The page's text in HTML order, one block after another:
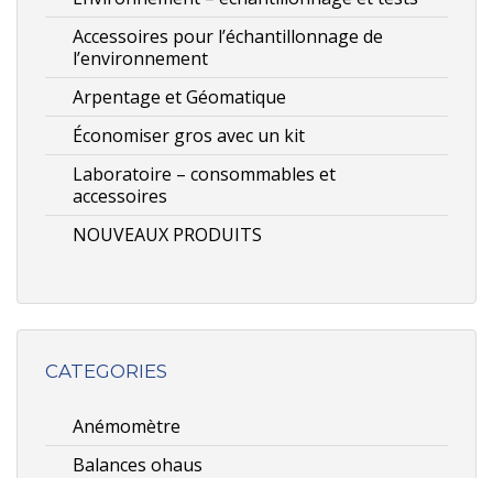
Accessoires pour l’échantillonnage de
l’environnement
Arpentage et Géomatique
Économiser gros avec un kit
Laboratoire – consommables et
accessoires
NOUVEAUX PRODUITS
CATEGORIES
Anémomètre
Balances ohaus